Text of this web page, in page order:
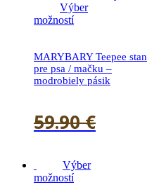
Výber
možností
MARYBARY Teepee stan
pre psa / mačku –
modrobiely pásik
59.90€
Výber
možností